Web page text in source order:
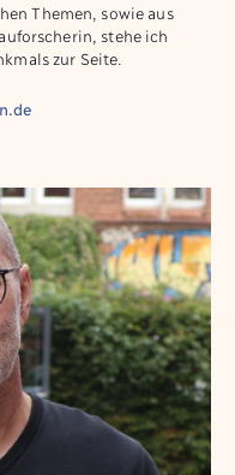
Themen, sowie aus
stehe ich
zur Seite.